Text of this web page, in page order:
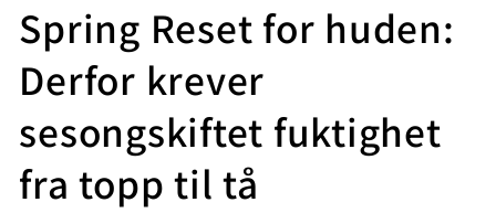
Spring Reset for huden:
Derfor krever
sesongskiftet fuktighet
fra topp til tå